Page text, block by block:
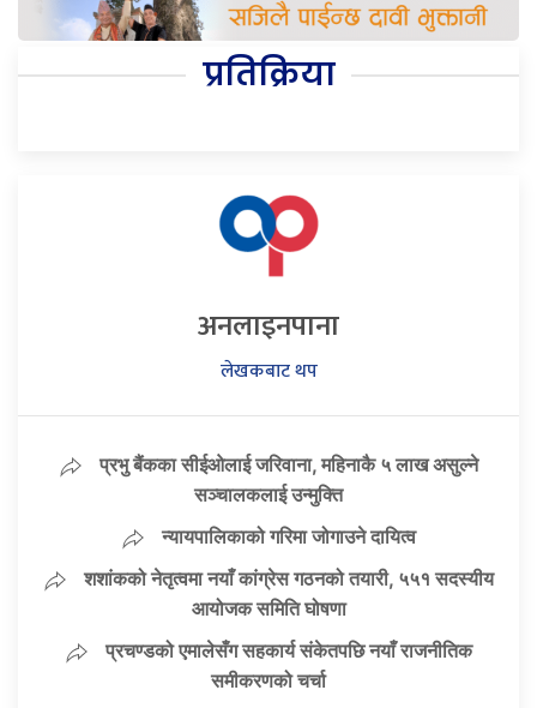
प्रतिक्रिया
अनलाइनपाना
लेखकबाट थप
प्रभु बैंकका सीईओलाई जरिवाना, महिनाकै ५ लाख असुल्ने
सञ्चालकलाई उन्मुक्ति
न्यायपालिकाको गरिमा जोगाउने दायित्व
शशांकको नेतृत्वमा नयाँ कांग्रेस गठनको तयारी, ५५१ सदस्यीय
आयोजक समिति घोषणा
प्रचण्डको एमालेसँग सहकार्य संकेतपछि नयाँ राजनीतिक
समीकरणको चर्चा